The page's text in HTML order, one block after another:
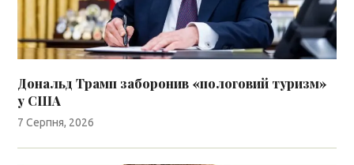
Дональд Трамп заборонив «пологовий туризм»
у США
7 Серпня, 2026